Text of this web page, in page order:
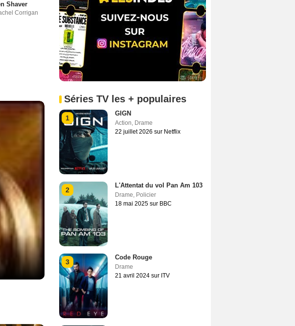
Shaver
Corrigan
Séries TV les + populaires
1
GIGN
Action, Drame
22 juillet 2026 sur Netflix
2
L'Attentat du vol Pan Am 103
Drame, Policier
18 mai 2025 sur BBC
3
Code Rouge
Drame
21 avril 2024 sur ITV